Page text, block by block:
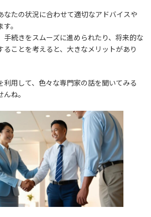
なたの状況に合わせて適切なアドバイスや
。
手続きをスムーズに進められたり、将来的な
ることを考えると、大きなメリットがあり
利用して、色々な専門家の話を聞いてみる
ね。